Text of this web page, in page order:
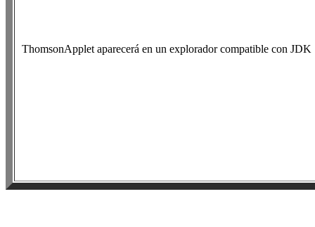
ThomsonApplet aparecerá en un explorador compatible con JDK